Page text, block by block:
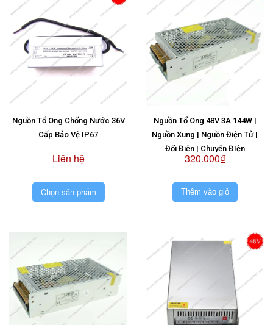
Nguồn Tổ Ong Chống Nước 36V
Cấp Bảo Vệ IP67
Liên hệ
Chọn sản phẩm
Nguồn Tổ Ong 48V 3A 144W |
Nguồn Xung | Nguồn Điện Tử |
Đổi Điện | Chuyển ĐIện
320.000₫
Thêm vào giỏ